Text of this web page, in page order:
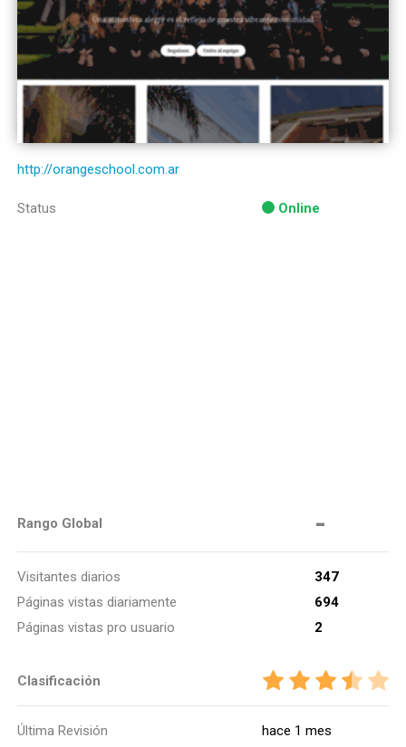
http://orangeschool.com.ar
Status Online
Rango Global -
Visitantes diarios
347
Páginas vistas diariamente
694
Páginas vistas pro usuario
2
Clasificación
Última Revisión hace 1 mes